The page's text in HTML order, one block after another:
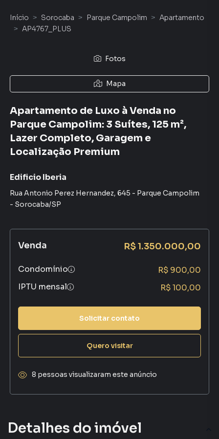
Detalhes do imóvel
Início Sorocaba Parque Campolim
Apartamento
AP4767_PLUS
Fotos
Mapa
Apartamento de Luxo à Venda no
Parque Campolim: 3 Suítes, 125 m²,
Lazer Completo, Garagem e
Localização Premium
Edificio Iberia
Rua Antonio Perez Hernandez, 645 - Parque Campolim
- Sorocaba/SP
Venda R$ 1.350.000,00
Condomínio
R$ 900,00
IPTU mensal
R$ 100,00
Solicitar contato
Quero visitar
8 pessoas visualizaram este anúncio